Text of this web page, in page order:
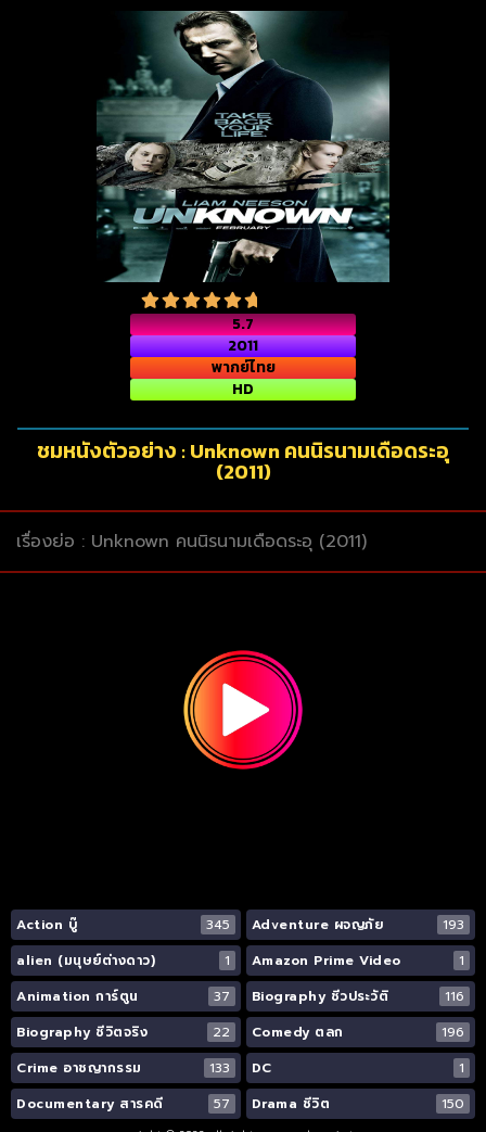
5.7
2011
พากย์ไทย
HD
ชมหนังตัวอย่าง : Unknown คนนิรนามเดือดระอุ
(2011)
เรื่องย่อ : Unknown คนนิรนามเดือดระอุ (2011)
Action บู๊ 345 Adventure ผจญภัย
193
alien (มนุษย์ต่างดาว)
1 Amazon Prime Video
1
Animation การ์ตูน
37 Biography ชีวประวัติ
116
Biography ชีวิตจริง
22 Comedy ตลก
196
Crime อาชญากรรม
133 DC
1
Documentary สารคดี
57 Drama ชีวิต 150